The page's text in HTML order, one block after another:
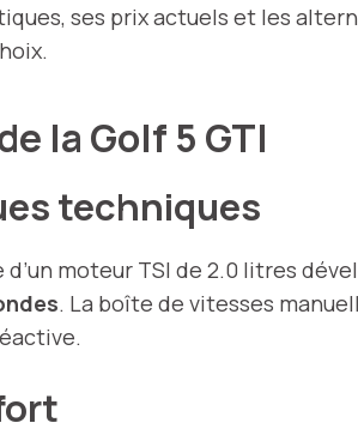
ses prix actuels et les
la Golf 5 GTI
techniques
moteur TSI de 2.0 litres
. La boîte de vitesses